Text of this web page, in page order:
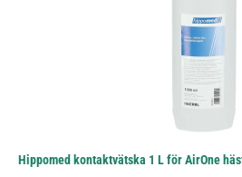
Hippomed kontaktvätska 1 L för AirOne